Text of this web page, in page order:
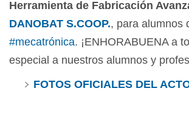
Herramienta de Fabricación
DANOBAT S.COOP., para alumnos
#mecatrónica. ¡ENHORABUENA a
especial a nuestros alumnos y
FOTOS OFICIALES DEL